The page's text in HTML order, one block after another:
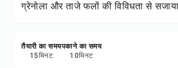
ग्रेनोला और ताजे फलों की विविधता से
तैयारी का समय
15मिनट
पकाने का समय
10मिनट